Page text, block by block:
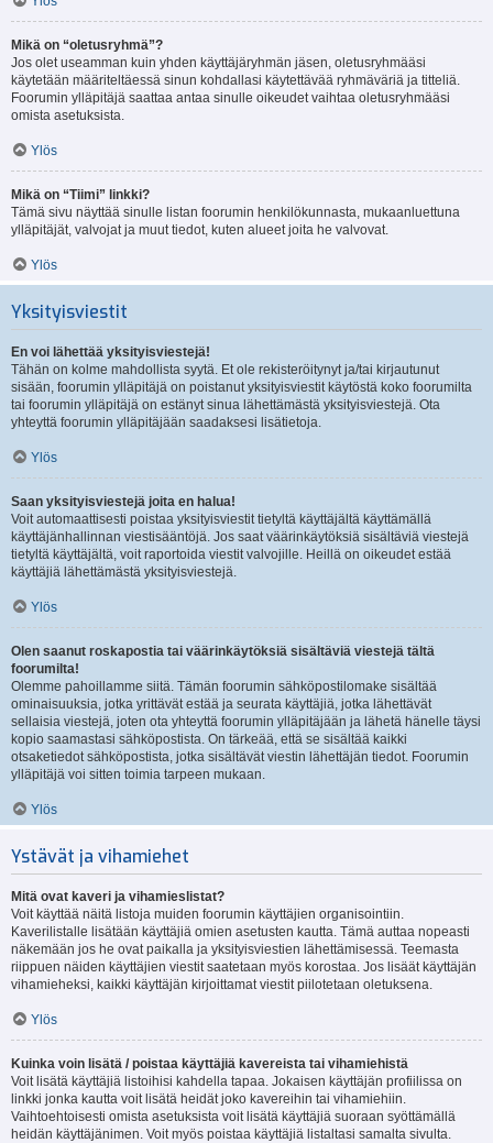
Mikä on “oletusryhmä”?
Jos olet useamman kuin yhden käyttäjäryhmän jäsen, oletusryhmääsi
käytetään määriteltäessä sinun kohdallasi käytettävää ryhmäväriä ja titteliä.
Foorumin ylläpitäjä saattaa antaa sinulle oikeudet vaihtaa oletusryhmääsi
omista asetuksista.
Ylös
Mikä on “Tiimi” linkki?
Tämä sivu näyttää sinulle listan foorumin henkilökunnasta, mukaanluettuna
ylläpitäjät, valvojat ja muut tiedot, kuten alueet joita he valvovat.
Ylös
Yksityisviestit
En voi lähettää yksityisviestejä!
Tähän on kolme mahdollista syytä. Et ole rekisteröitynyt ja/tai kirjautunut
sisään, foorumin ylläpitäjä on poistanut yksityisviestit käytöstä koko foorumilta
tai foorumin ylläpitäjä on estänyt sinua lähettämästä yksityisviestejä. Ota
yhteyttä foorumin ylläpitäjään saadaksesi lisätietoja.
Ylös
Saan yksityisviestejä joita en halua!
Voit automaattisesti poistaa yksityisviestit tietyltä käyttäjältä käyttämällä
käyttäjänhallinnan viestisääntöjä. Jos saat väärinkäytöksiä sisältäviä viestejä
tietyltä käyttäjältä, voit raportoida viestit valvojille. Heillä on oikeudet estää
käyttäjiä lähettämästä yksityisviestejä.
Ylös
Olen saanut roskapostia tai väärinkäytöksiä sisältäviä viestejä tältä
foorumilta!
Olemme pahoillamme siitä. Tämän foorumin sähköpostilomake sisältää
ominaisuuksia, jotka yrittävät estää ja seurata käyttäjiä, jotka lähettävät
sellaisia viestejä, joten ota yhteyttä foorumin ylläpitäjään ja lähetä hänelle täysi
kopio saamastasi sähköpostista. On tärkeää, että se sisältää kaikki
otsaketiedot sähköpostista, jotka sisältävät viestin lähettäjän tiedot. Foorumin
ylläpitäjä voi sitten toimia tarpeen mukaan.
Ylös
Ystävät ja vihamiehet
Mitä ovat kaveri ja vihamieslistat?
Voit käyttää näitä listoja muiden foorumin käyttäjien organisointiin.
Kaverilistalle lisätään käyttäjiä omien asetusten kautta. Tämä auttaa nopeasti
näkemään jos he ovat paikalla ja yksityisviestien lähettämisessä. Teemasta
riippuen näiden käyttäjien viestit saatetaan myös korostaa. Jos lisäät käyttäjän
vihamieheksi, kaikki käyttäjän kirjoittamat viestit piilotetaan oletuksena.
Ylös
Kuinka voin lisätä / poistaa käyttäjiä kavereista tai vihamiehistä
Voit lisätä käyttäjiä listoihisi kahdella tapaa. Jokaisen käyttäjän profiilissa on
linkki jonka kautta voit lisätä heidät joko kavereihin tai vihamiehiin.
Vaihtoehtoisesti omista asetuksista voit lisätä käyttäjiä suoraan syöttämällä
heidän käyttäjänimen. Voit myös poistaa käyttäjiä listaltasi samalta sivulta.